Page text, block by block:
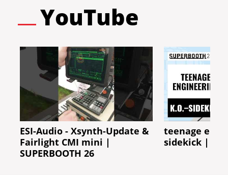
YouTube
ESI-Audio - Xsynth-Update &
Fairlight CMI mini |
SUPERBOOTH 26
teenage
sidekick |